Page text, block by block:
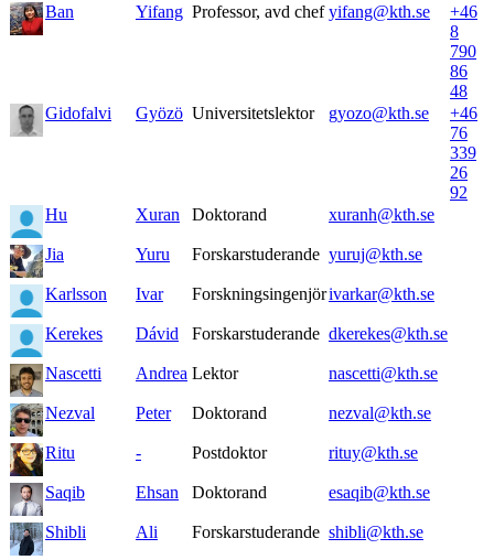
Ban Yifang Professor, avd chef yifang@kth.se
+46
8
790
86
48
Gidofalvi
Gyözö Universitetslektor gyozo@kth.se
+46
76
339
26
92
Hu
Xuran Doktorand xuranh@kth.se
Jia Yuru Forskarstuderande yuruj@kth.se
Karlsson Ivar Forskningsingenjörivarkar@kth.se
Kerekes Dávid Forskarstuderande dkerekes@kth.se
Nascetti Andrea Lektor nascetti@kth.se
Nezval Peter Doktorand nezval@kth.se
Ritu - Postdoktor rituy@kth.se
Saqib Ehsan Doktorand esaqib@kth.se
Shibli Ali Forskarstuderande shibli@kth.se